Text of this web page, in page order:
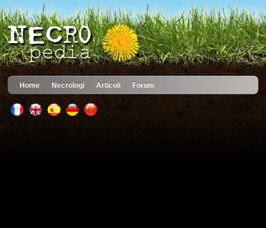
Home Necrologi Articoli Forum